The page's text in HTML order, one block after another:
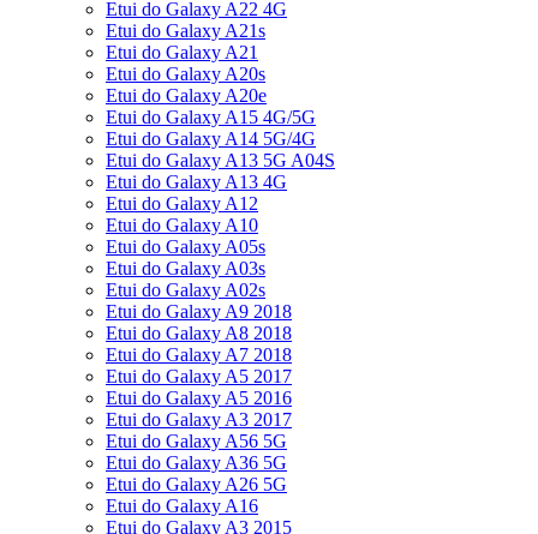
Etui do Galaxy A22 4G
Etui do Galaxy A21s
Etui do Galaxy A21
Etui do Galaxy A20s
Etui do Galaxy A20e
Etui do Galaxy A15 4G/5G
Etui do Galaxy A14 5G/4G
Etui do Galaxy A13 5G A04S
Etui do Galaxy A13 4G
Etui do Galaxy A12
Etui do Galaxy A10
Etui do Galaxy A05s
Etui do Galaxy A03s
Etui do Galaxy A02s
Etui do Galaxy A9 2018
Etui do Galaxy A8 2018
Etui do Galaxy A7 2018
Etui do Galaxy A5 2017
Etui do Galaxy A5 2016
Etui do Galaxy A3 2017
Etui do Galaxy A56 5G
Etui do Galaxy A36 5G
Etui do Galaxy A26 5G
Etui do Galaxy A16
Etui do Galaxy A3 2015